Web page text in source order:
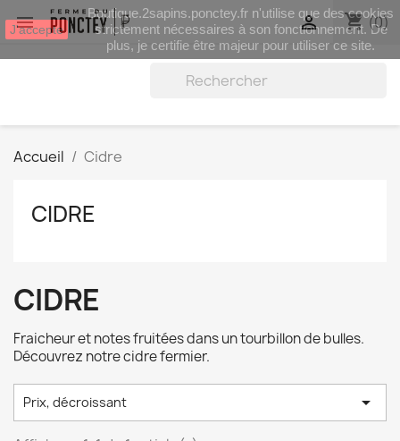
J'accepte
Boutique.2sapins.ponctey.fr n'utilise que des cookies
strictement nécessaires à son fonctionnement. De
plus, je certifie être majeur pour utiliser ce site.
 shopping_cart(0)

Accueil Cidre
CIDRE
CIDRE
Fraicheur et notes fruitées dans un tourbillon de bulles.
Découvrez notre cidre fermier.
Prix, décroissant 